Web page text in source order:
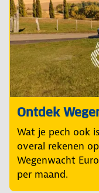
Ontdek
Wat je pech ook
overal rekenen
Wegenwacht
per maand.